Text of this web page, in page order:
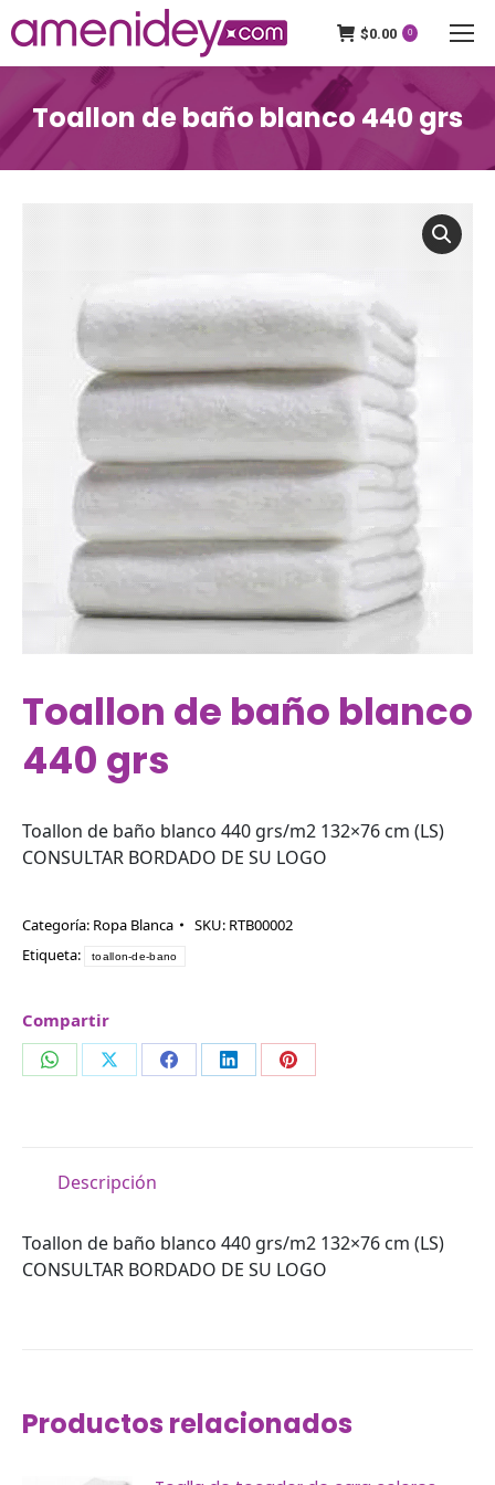
$0.00 0
Toallon de baño blanco 440 grs
Toallon de baño blanco
440 grs
Toallon de baño blanco 440 grs/m2 132×76 cm (LS)
CONSULTAR BORDADO DE SU LOGO
Categoría: Ropa Blanca SKU: RTB00002
Etiqueta:
toallon-de-bano
Compartir
CompartirCompartirCompartirCompartirCompartir
Descripción
Toallon de baño blanco 440 grs/m2 132×76 cm (LS)
CONSULTAR BORDADO DE SU LOGO
Productos relacionados